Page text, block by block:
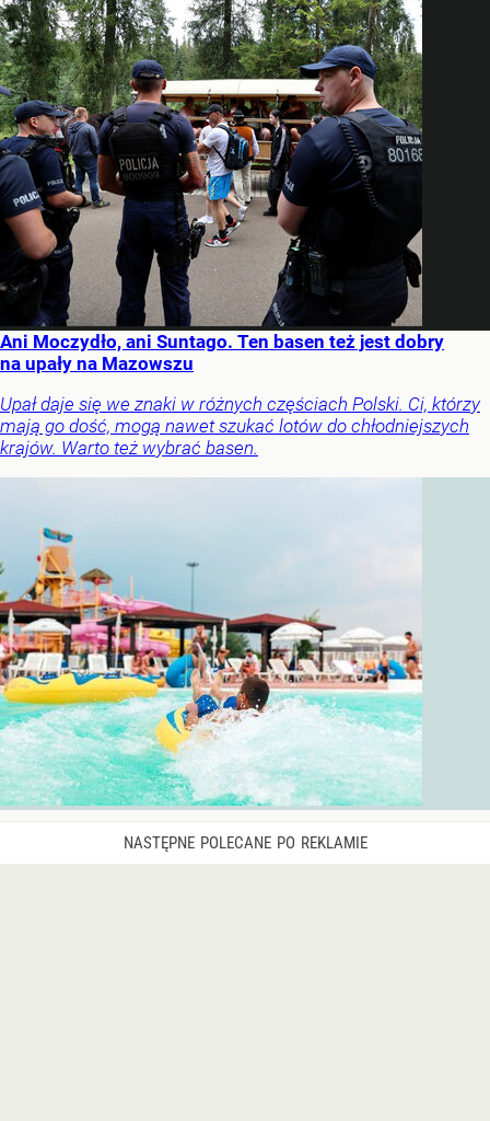
Ani Moczydło, ani Suntago. Ten basen też jest dobry
na upały na Mazowszu
Upał daje się we znaki w różnych częściach Polski. Ci, którzy
mają go dość, mogą nawet szukać lotów do chłodniejszych
krajów. Warto też wybrać basen.